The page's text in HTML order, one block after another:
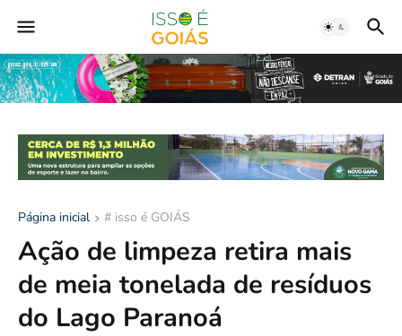
Página inicial # isso é GOIÁS
Ação de limpeza retira mais
de meia tonelada de resíduos
do Lago Paranoá